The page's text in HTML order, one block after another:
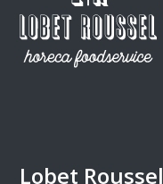
Lobet Roussel